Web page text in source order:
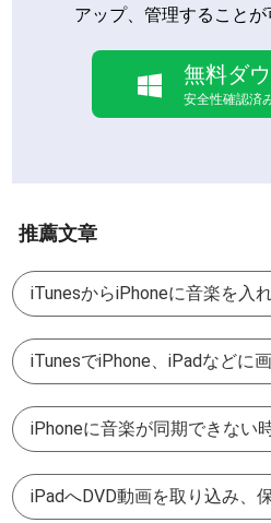
アップ、管理することが
無料ダ
安全性確認済
推薦文章
iTunesからiPhoneに音楽を入
iTunesでiPhone、iPadなどに
iPhoneに音楽が同期できない
iPadへDVD動画を取り込み、